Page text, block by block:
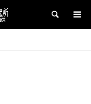
検索